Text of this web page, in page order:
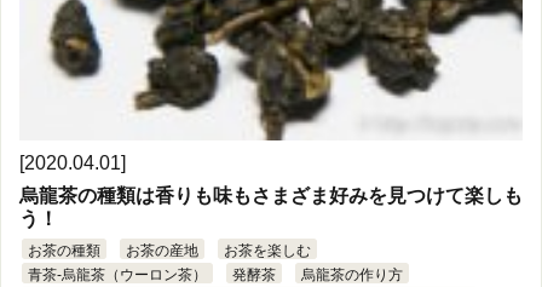
[2020.04.01]
烏龍茶の種類は香りも味もさまざま好みを見つけて楽しも
う！
お茶の種類 お茶の産地
お茶を楽しむ
青茶-烏龍茶（ウーロン茶）
発酵茶
烏龍茶の作り方